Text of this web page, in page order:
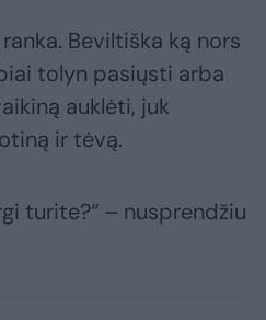
Beviltiška ką nors
tolyn pasiųsti arba
auklėti, juk
ir tėvą.
turite?“ – nusprendžiu